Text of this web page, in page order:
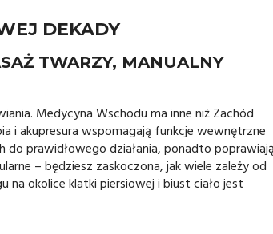
DEKADY
TWARZY, MANUALNY
Medycyna Wschodu ma inne niż Zachód
i akupresura wspomagają funkcje wewnętrzne
prawidłowego działania, ponadto poprawiają
– będziesz zaskoczona, jak wiele zależy od
na okolice klatki piersiowej i biust ciało jest